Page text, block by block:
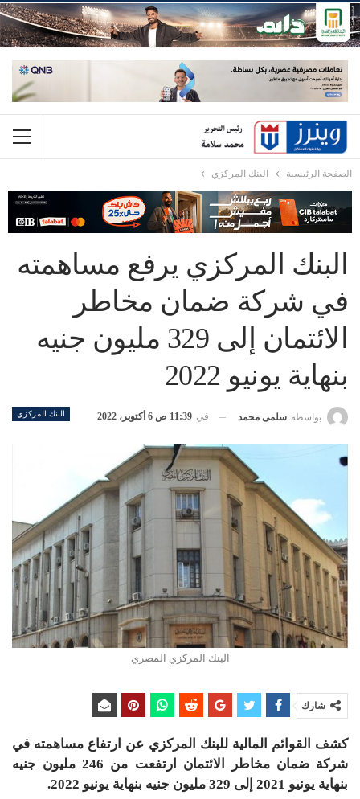
الصفحة الرئيسية البنك المركزي
البنك المركزي يرفع مساهمته
في شركة ضمان مخاطر
الائتمان إلى 329 مليون جنيه
بنهاية يونيو 2022
البنك المركزي بواسطة سلمى محمد في 11:39 ص 6 أكتوبر، 2022
البنك المركزي المصري
شارك
كشف القوائم المالية للبنك المركزي عن ارتفاع مساهمته في
شركة ضمان مخاطر الائتمان ارتفعت من 246 مليون جنيه
بنهاية يونيو 2021 إلى 329 مليون جنيه بنهاية يونيو 2022.